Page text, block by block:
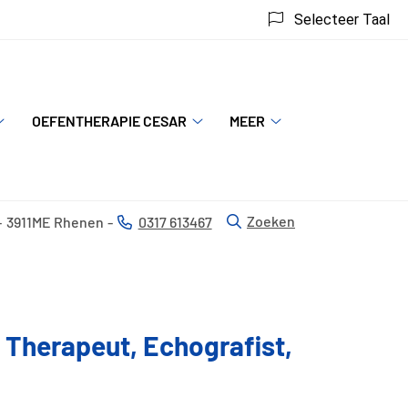
Selecteer Taal
OEFENTHERAPIE CESAR
MEER
3911ME Rhenen Tel:
0317 613467 Zoeken
Echografist,